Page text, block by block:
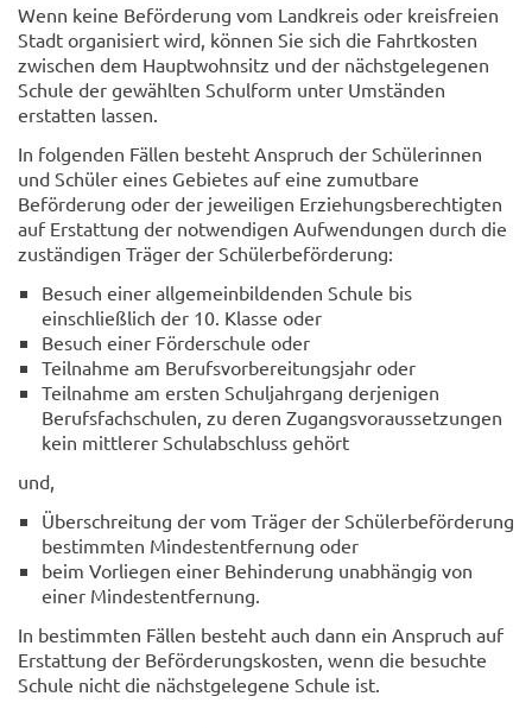
Wenn keine Beförderung vom Landkreis oder kreisfreien
Stadt organisiert wird, können Sie sich die Fahrtkosten
zwischen dem Hauptwohnsitz und der nächstgelegenen
Schule der gewählten Schulform unter Umständen
erstatten lassen.
In folgenden Fällen besteht Anspruch der Schülerinnen
und Schüler eines Gebietes auf eine zumutbare
Beförderung oder der jeweiligen Erziehungsberechtigten
auf Erstattung der notwendigen Aufwendungen durch die
zuständigen Träger der Schülerbeförderung:
Besuch einer allgemeinbildenden Schule bis
einschließlich der 10. Klasse oder
Besuch einer Förderschule oder
Teilnahme am Berufsvorbereitungsjahr oder
Teilnahme am ersten Schuljahrgang derjenigen
Berufsfachschulen, zu deren Zugangsvoraussetzungen
kein mittlerer Schulabschluss gehört
und,
Überschreitung der vom Träger der Schülerbeförderung
bestimmten Mindestentfernung oder
beim Vorliegen einer Behinderung unabhängig von
einer Mindestentfernung.
In bestimmten Fällen besteht auch dann ein Anspruch auf
Erstattung der Beförderungskosten, wenn die besuchte
Schule nicht die nächstgelegene Schule ist.